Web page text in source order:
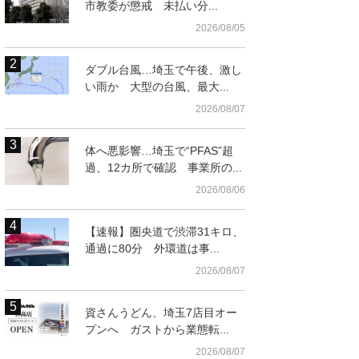
市教委が懲戒 未払い分...
2026/08/05
ダブル台風…埼玉で午後、激し
い雨か 大型の台風、最大...
2026/08/07
体へ悪影響…埼玉で“PFAS”超
過、12カ所で確認 事業所の...
2026/08/06
【速報】圏央道で渋滞31キロ、
通過に80分 外環道は事...
2026/08/07
資さんうどん、埼玉7店目オー
プンへ ガストから業態転...
2026/08/07